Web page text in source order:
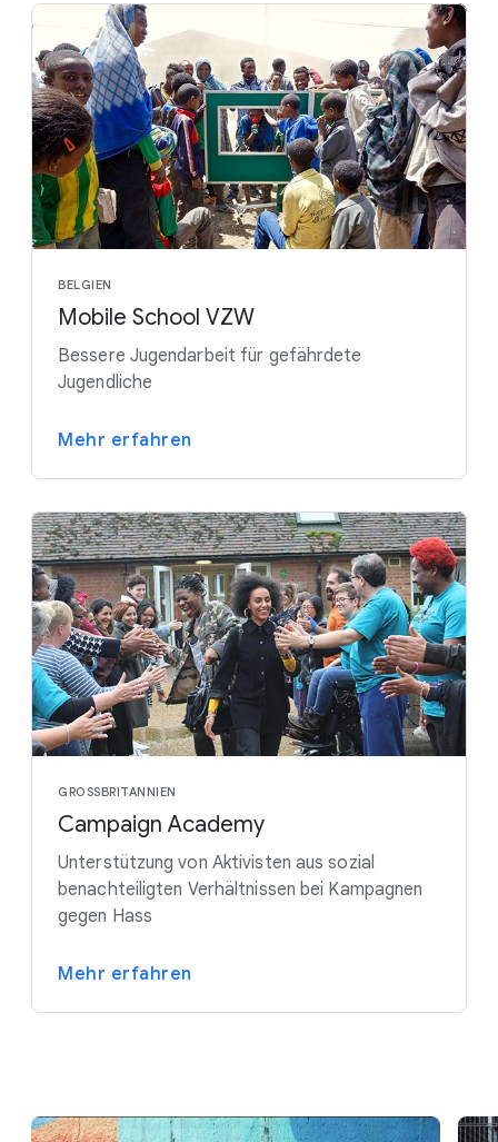
BELGIEN
Mobile School VZW
Bessere Jugendarbeit für gefährdete
Jugendliche
Mehr erfahren
GROSSBRITANNIEN
Campaign Academy
Unterstützung von Aktivisten aus sozial
benachteiligten Verhältnissen bei Kampagnen
gegen Hass
Mehr erfahren